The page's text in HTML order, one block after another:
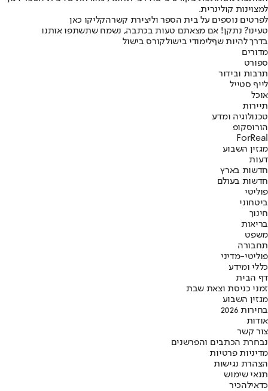
למצוינות קולינרית.
לפרטים נוספים על בית הספר וליצירת קשרהקליקו כאן
טעינו? נתקן! אם מצאתם טעות בכתבה, נשמח שתשתפו אותנו
בדרך להיות שףלימודי בישולקורס בישול
מדורים
ספורט
תרבות ובידור
לייף סטייל
אוכל
תיירות
טכנולוגיה ומדע
הורוסקופ
ForReal
מגזין השבוע
דעות
חדשות בארץ
חדשות בעולם
פוליטי
ביטחוני
חינוך
בריאות
משפט
תחבורה
פוליטי-מדיני
כללי ומידע
דף הבית
זמני כניסת וצאת שבת
מגזין השבוע
בחירות 2026
אודות
צור קשר
נבחרת הכתבים והפרשנים
מדיניות פרטיות
הצהרת נגישות
תנאי שימוש
כדאילהכיר